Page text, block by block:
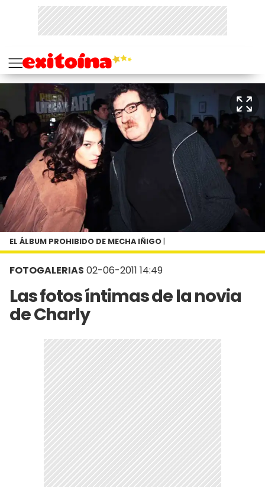
FOTOGALERIAS 02-06-2011 14:49
Las fotos íntimas de la novia
de Charly
EL ÁLBUM PROHIBIDO DE MECHA IÑIGO |